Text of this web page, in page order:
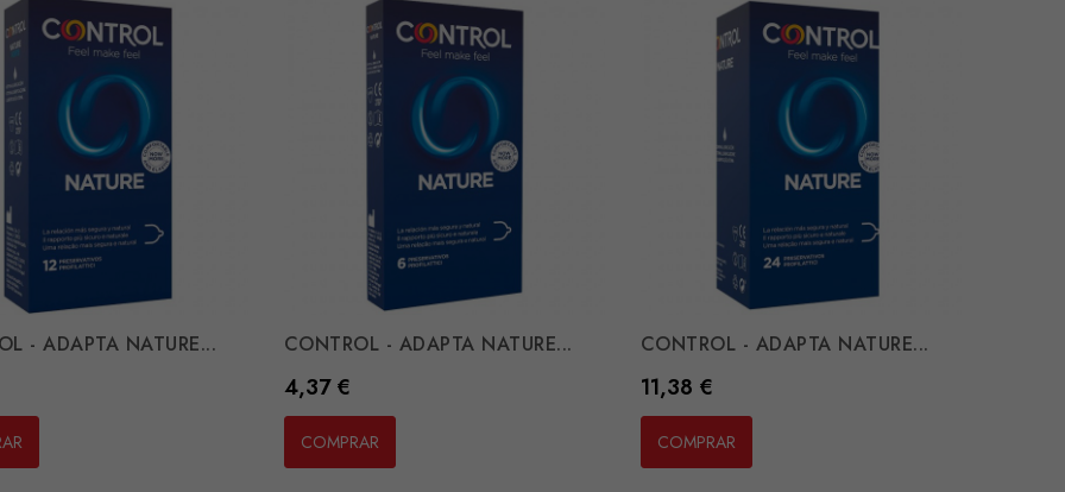
- ADAPTA NATURE... CONTROL - ADAPTA NATURE...
Preço
4,37 €
COMPRAR
CONTROL - ADAPTA NATURE...
Preço
11,38 €
COMPRAR